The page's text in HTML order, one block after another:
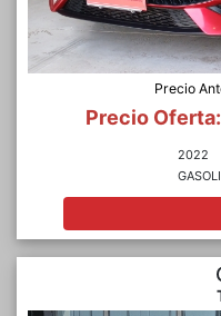
Precio
Precio Oferta:
2022